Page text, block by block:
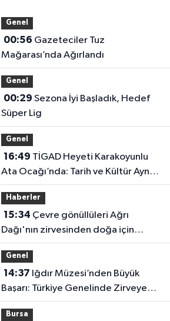
Genel
00:56
Mağarası’nda Ağırlandı
Genel
00:29
Süper Lig
Genel
16:49
Ata Ocağı’nda: Tarih ve Kültür Aynı
Çatı Altında Buluştu
Haberler
15:34
Dağı'nın zirvesinden doğa için
seslendi
Genel
14:37
Başarı: Türkiye Genelinde Zirveye
Yerleşti!
Bursa